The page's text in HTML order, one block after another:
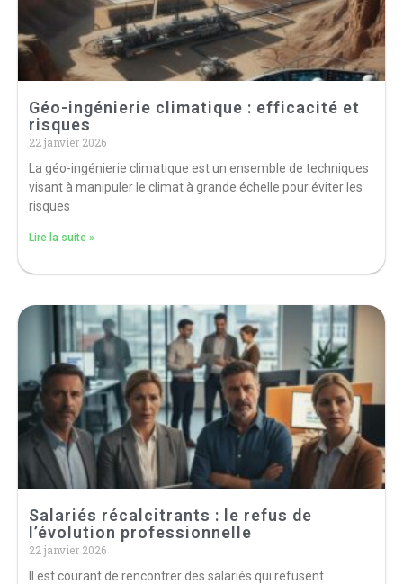
Géo-ingénierie climatique : efficacité et
risques
22 janvier 2026
La géo-ingénierie climatique est un ensemble de techniques
visant à manipuler le climat à grande échelle pour éviter les
risques
Lire la suite »
Salariés récalcitrants : le refus de
l’évolution professionnelle
22 janvier 2026
Il est courant de rencontrer des salariés qui refusent